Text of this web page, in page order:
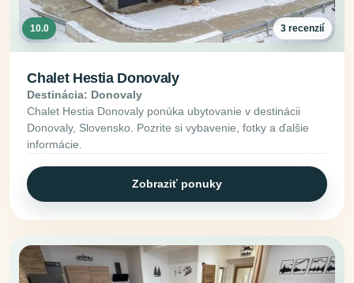
10.0 3 recenzií
Chalet Hestia Donovaly
Destinácia: Donovaly
Chalet Hestia Donovaly ponúka ubytovanie v destinácii
Donovaly, Slovensko. Pozrite si vybavenie, fotky a ďalšie
informácie.
Zobraziť ponuky